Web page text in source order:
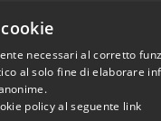
di accessibilità
necessari al corretto
al solo fine di elaborare
policy al seguente link